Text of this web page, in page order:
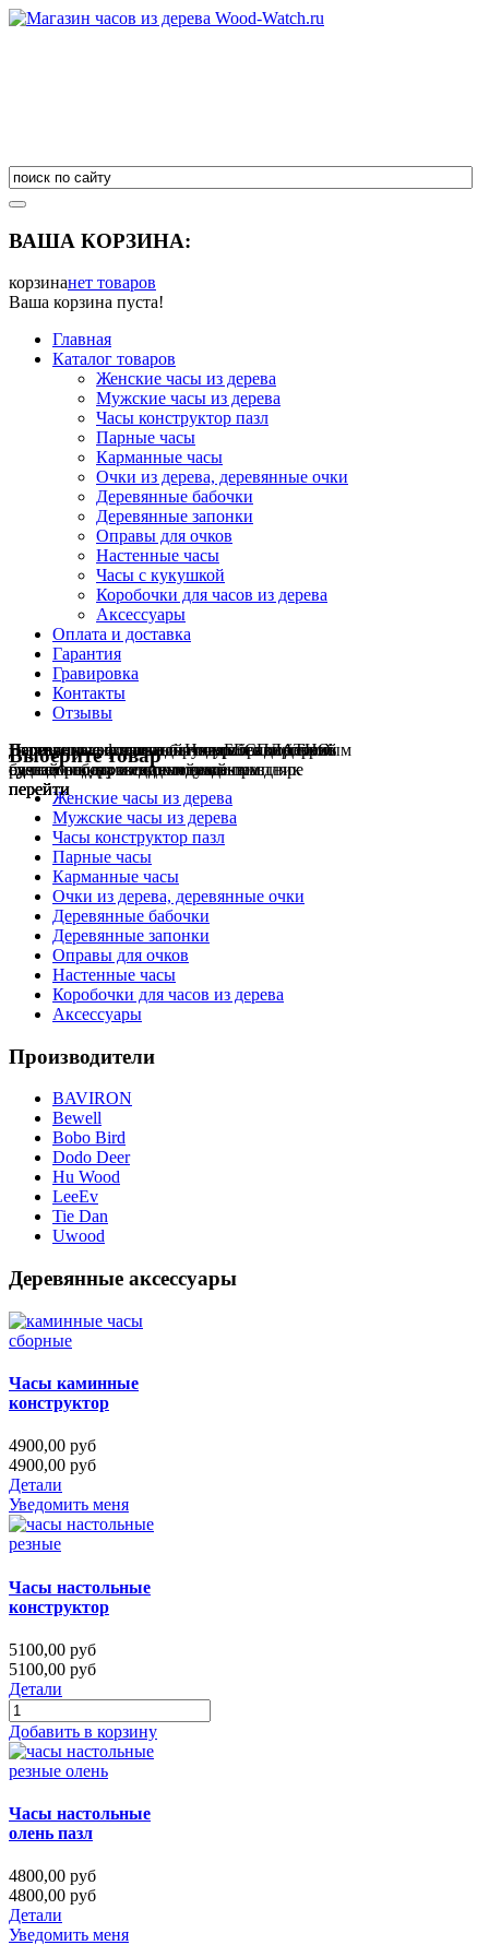
ВАША КОРЗИНА:
корзинанет товаров
Ваша корзина пуста!
Главная
Каталог товаров
Женские часы из дерева
Мужские часы из дерева
Часы конструктор пазл
Парные часы
Карманные часы
Очки из дерева, деревянные очки
Деревянные бабочки
Деревянные запонки
Оправы для очков
Настенные часы
Часы с кукушкой
Коробочки для часов из дерева
Аксессуары
Оплата и доставка
Гарантия
Гравировка
Контакты
Отзывы
Гравировка на часахобычнаяБЕСПЛАТНО
сделай подарок индивидуальным
перейти
Деревянные флешкии ручкис гравировкой
сделаем подарок эксклюзивным
перейти
Настенные резныечасыНатуральное дерево
ручная работа в единичном экземпляре
перейти
Парные часыотличный подарок влюблённым
на годовщину или семейный праздник
перейти
Деревянные оправыдля очковбез диоптрий
будь стильным всегда и везде
перейти
Выберите товар
Женские часы из дерева
Мужские часы из дерева
Часы конструктор пазл
Парные часы
Карманные часы
Очки из дерева, деревянные очки
Деревянные бабочки
Деревянные запонки
Оправы для очков
Настенные часы
Коробочки для часов из дерева
Аксессуары
Производители
BAVIRON
Bewell
Bobo Bird
Dodo Deer
Hu Wood
LeeEv
Tie Dan
Uwood
Деревянные аксессуары
Часы каминные
конструктор
4900,00 руб
4900,00 руб
Детали
Уведомить меня
Часы настольные
конструктор
5100,00 руб
5100,00 руб
Детали
Добавить в корзину
Часы настольные
олень пазл
4800,00 руб
4800,00 руб
Детали
Уведомить меня